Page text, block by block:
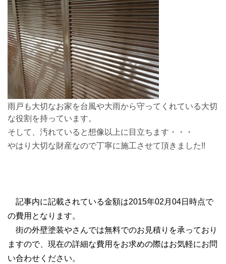
雨戸も大切なお家を台風や大雨から守ってくれている大切
な役割を持っています。
そして、汚れていると想像以上に目立ちます・・・
やはり大切な財産なので丁寧に施工させて頂きました!!
記事内に記載されている金額は2015年02月04日時点で
の費用となります。
街の外壁塗装やさんでは無料でのお見積りを承っており
ますので、現在の詳細な費用をお求めの際はお気軽にお問
い合わせください。